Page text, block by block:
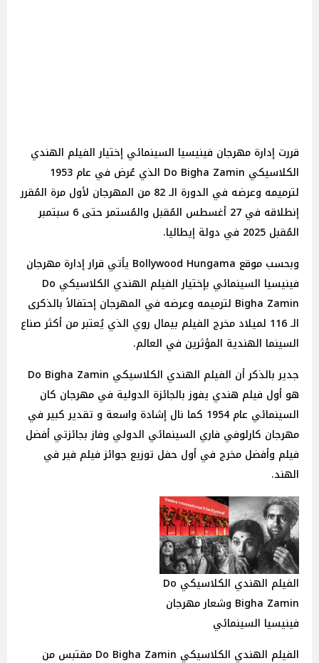
قررت إدارة مهرجان فينيسيا السينمائي إختيار الفيلم الهندي
الكلاسيكي Do Bigha Zamin الذي عُرض في عام 1953
لترميمه وعرضه في الدورة الـ 82 من المهرجان لأول مرة المُقرر
إنطلاقه في 27 أغسطس المُقبل والمُستمر حتى 6 سبتمبر
المُقبل 2025 في دولة إيطاليا.
وبحسب موقع Bollywood Hungama يأتي قرار إدارة مهرجان
فينيسيا السينمائي بإختيار الفيلم الهندي الكلاسيكي Do
Bigha Zamin لترميمه وعرضه في المهرجان إحتفالاً بالذكرى
الـ 116 لميلاد مخرج الفيلم بيمال روي الذي يُعتبر من أكثر صناع
السينما الهندية المؤثرين في العالم.
جدير بالذكر أن الفيلم الهندي الكلاسيكي Do Bigha Zamin
هو أول فيلم هندي يفوز بالجائزة الدولية في مهرجان كان
السينمائي عام 1954 كما نال إشادة واسعة و تقدير كبير في
مهرجان كارلوفي فاري السينمائي الدولي وفاز بجائزتي أفضل
فيلم وأفضل مخرج في أول حفل توزيع جوائز فيلم فير في
الهند.
الفيلم الهندي الكلاسيكي Do
Bigha Zamin وشعار مهرجان
فينيسيا السينمائي
الفيلم الهندي الكلاسيكي Do Bigha Zamin مقتبس من